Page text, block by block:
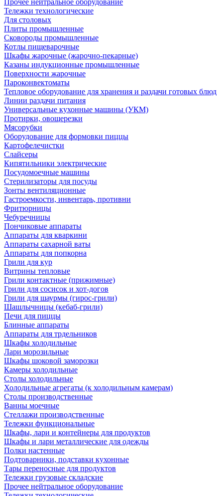
Прочее нейтральное оборудование
Тележки технологические
Для столовых
Плиты промышленные
Сковороды промышленные
Котлы пищеварочные
Шкафы жарочные (жарочно-пекарные)
Казаны индукционные промышленные
Поверхности жарочные
Пароконвектоматы
Тепловое оборудование для хранения и раздачи готовых блюд
Линии раздачи питания
Универсальные кухонные машины (УКМ)
Протирки, овощерезки
Мясорубки
Оборудование для формовки пиццы
Картофелечистки
Слайсеры
Кипятильники электрические
Посудомоечные машины
Стерилизаторы для посуды
Зонты вентиляционные
Гастроемкости, инвентарь, противни
Фритюрницы
Чебуречницы
Пончиковые аппараты
Аппараты для кваркини
Аппараты сахарной ваты
Аппараты для попкорна
Грили для кур
Витрины тепловые
Грили контактные (прижимные)
Грили для сосисок и хот-догов
Грили для шаурмы (гирос-грили)
Шашлычницы (кебаб-грили)
Печи для пиццы
Блинные аппараты
Аппараты для трдельников
Шкафы холодильные
Лари морозильные
Шкафы шоковой заморозки
Камеры холодильные
Столы холодильные
Холодильные агрегаты (к холодильным камерам)
Столы производственные
Ванны моечные
Стеллажи производственные
Тележки функциональные
Шкафы, лари и контейнеры для продуктов
Шкафы и лари металлические для одежды
Полки настенные
Подтоварники, подставки кухонные
Тары переносные для продуктов
Тележки грузовые складские
Прочее нейтральное оборудование